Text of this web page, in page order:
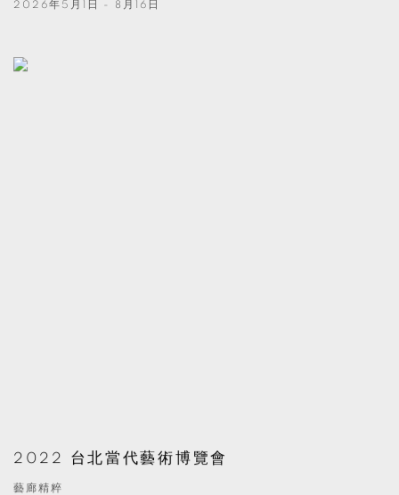
2026年5月1日 - 8月16日
2022 台北當代藝術博覽會
藝廊精粹